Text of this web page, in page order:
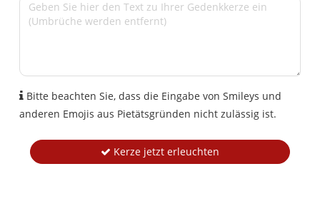
Bitte beachten Sie, dass die Eingabe von Smileys und
anderen Emojis aus Pietätsgründen nicht zulässig ist.
Kerze jetzt erleuchten